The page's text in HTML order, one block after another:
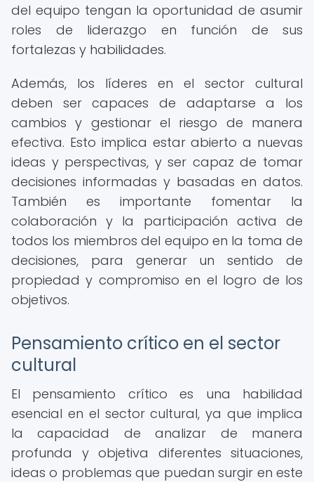
del equipo tengan la oportunidad de asumir
roles de liderazgo en función de sus
fortalezas y habilidades.
Además, los líderes en el sector cultural
deben ser capaces de adaptarse a los
cambios y gestionar el riesgo de manera
efectiva. Esto implica estar abierto a nuevas
ideas y perspectivas, y ser capaz de tomar
decisiones informadas y basadas en datos.
También es importante fomentar la
colaboración y la participación activa de
todos los miembros del equipo en la toma de
decisiones, para generar un sentido de
propiedad y compromiso en el logro de los
objetivos.
Pensamiento crítico en el sector
cultural
El pensamiento crítico es una habilidad
esencial en el sector cultural, ya que implica
la capacidad de analizar de manera
profunda y objetiva diferentes situaciones,
ideas o problemas que puedan surgir en este